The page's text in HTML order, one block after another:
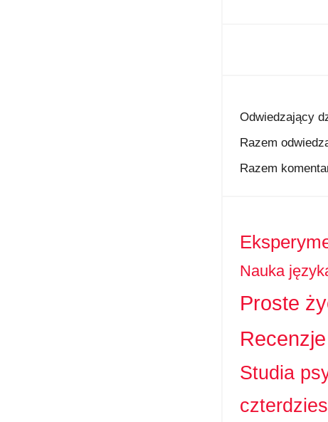
Odwiedzający
Razem
Razem
Nauka
Proste
Recenzje
Studia